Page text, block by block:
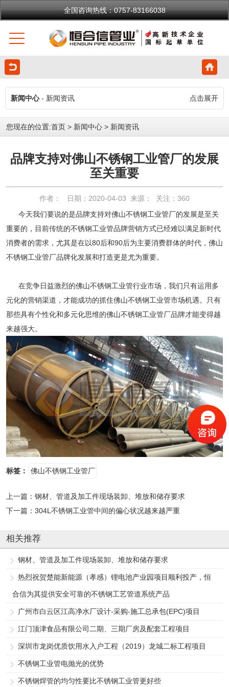
全国咨询热线：0757-83166038
新闻中心- 新闻资讯 点击展开
您现在的位置:首页 > 新闻中心 > 新闻资讯
品牌支持对佛山不锈钢工业管厂的发展
至关重要
作者： 日期：2020-04-03 来源： 关注： 360
今天我们要说的是品牌支持对佛山不锈钢工业管厂的发展是至关
重要的，目前传统的不锈钢工业管品牌营销方式已经难以满足新时代
消费者的需求，尤其是在以80后和90后为主要消费群体的时代，佛山
不锈钢工业管厂品牌化发展和打造更是尤为重要。
在竞争日益激烈的佛山不锈钢工业管行业市场，我们只有运用多
元化的营销渠道，才能成功的抓住佛山不锈钢工业管市场机遇。只有
那些具有个性化和多元化思维的佛山不锈钢工业管厂品牌才能变得越
来越强大。
标签： 佛山不锈钢工业管厂
上一篇： 钢材、管道及加工件现场装卸、堆放和储存要求
下一篇： 304L不锈钢工业管中间的偏心状况越来越严重
相关推荐
钢材、管道及加工件现场装卸、堆放和储存要求
热烈祝贺楚能新能源（孝感）锂电池产业园项目顺利投产，恒
合信为其提供安全可靠的不锈钢工艺管道系统产品
广州市白云区江高净水厂设计-采购-施工总承包(EPC)项目
江门顶津食品有限公司二期、三期厂房及配套工程项目
深圳市龙岗优质饮用水入户工程（2019）龙城二标工程项目
不锈钢工业管电抛光的优势
不锈钢焊管的均匀性要比不锈钢工业管更好些